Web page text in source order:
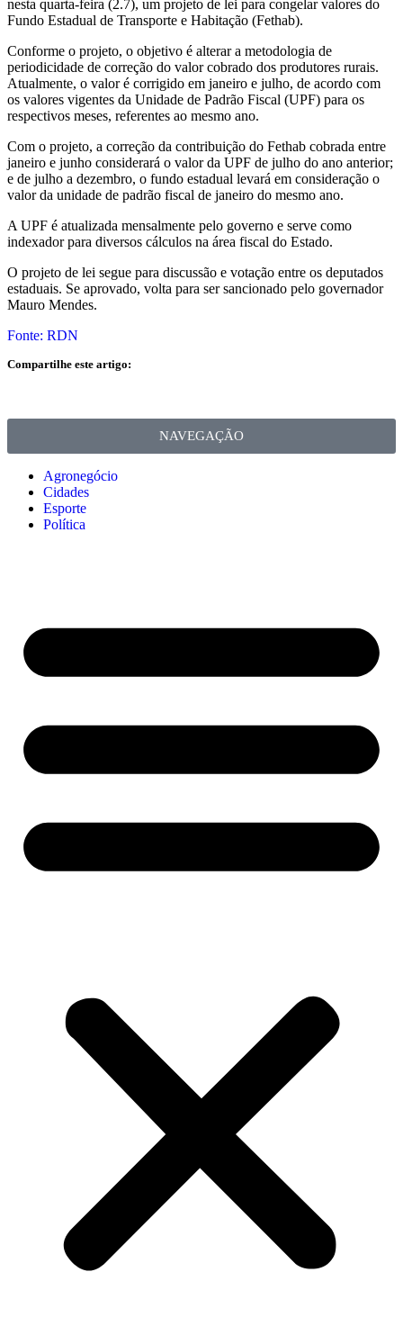
nesta quarta-feira (2.7), um projeto de lei para congelar valores do
Fundo Estadual de Transporte e Habitação (Fethab).
Conforme o projeto, o objetivo é alterar a metodologia de
periodicidade de correção do valor cobrado dos produtores rurais.
Atualmente, o valor é corrigido em janeiro e julho, de acordo com
os valores vigentes da Unidade de Padrão Fiscal (UPF) para os
respectivos meses, referentes ao mesmo ano.
Com o projeto, a correção da contribuição do Fethab cobrada entre
janeiro e junho considerará o valor da UPF de julho do ano anterior;
e de julho a dezembro, o fundo estadual levará em consideração o
valor da unidade de padrão fiscal de janeiro do mesmo ano.
A UPF é atualizada mensalmente pelo governo e serve como
indexador para diversos cálculos na área fiscal do Estado.
O projeto de lei segue para discussão e votação entre os deputados
estaduais. Se aprovado, volta para ser sancionado pelo governador
Mauro Mendes.
Fonte: RDN
Compartilhe este artigo:
NAVEGAÇÃO
Agronegócio
Cidades
Esporte
Política